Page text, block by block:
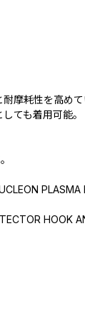
摩耗性を高めて
ても着用可能。
PLASMA
HOOK